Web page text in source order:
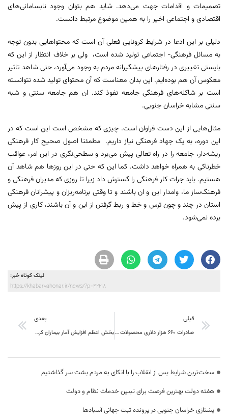
تصمیمات و اقدامات جهت می‌دهد. شاید هم بتوان وجود نابسامانی‌های
اقتصادی و اجتماعی اخیر را به همین موضوع مرتبط دانست.
دلیلی بر این ادعا در شرایط کرونایی فعلی آن است که محتواهایی بدون توجه
به مسائل فرهنگی- اجتماعی تولید شده است،‌ ولی بر خلاف انتظار از این که
بایستی تغییری در رفتارهای پیشگیرانه مردم به وجود می‌آورد، حتی شاهد تاثیر
معکوس آن هم بوده‌ایم. این بدان معناست که آن محتوای تولید شده نتوانسته
است بر شاکله‌های فرهنگی جامعه نفوذ کند. ان هم جامعه سنتی و شبه
سنتی مشابه خراسان جنوبی.
مثال‌هایی از این دست فراوان است. چیزی که مشخص است این است که در
این دوره، به یک جهاد فرهنگی نیاز داریم. مطمئنا اصول صحیح کار فرهنگی
ریشه‌دار، جامعه را در راه تعالی پیش می‌برد و سطحی‌نگری در این امر، عواقب
خطرناکی به همراه خواهد داشت. کما این که حتی در این روزها هم شاهد آن
هستیم. باید جرات کار فرهنگی را گسترش داد زیرا تا روزی که مدیران فرهنگی و
فرهنگ‌ساز ما، وامدار این و ان باشند و تا وقتی برنامه‌ریزان و پیشرانان فرهنگی
استان در چند و چون ترس و خط و ربط گرفتن از این و آن باشند، کاری از پیش
برده نمی‌شود.
لینک کوتاه خبر:
https://khabarvahonar.ir/news/?p=42218
قبلی
صادرات 660 هزار دلاری محصولات دامی از خراسان جنوبی
بعدی
بخش اعظم افزایش آمار بیماران کرونا در خراسان جنوبی طی 15 روز گذشته، موارد ابتلای خانوادگی است
سخت‌ترین شرایط پس از انقلاب را با اتکای به مردم پشت سر گذاشتیم
هفته دولت بهترین فرصت برای تبیین خدمات نظام و دولت
یشتازی خراسان جنوبی در پرونده ثبت جهانی آسبادها